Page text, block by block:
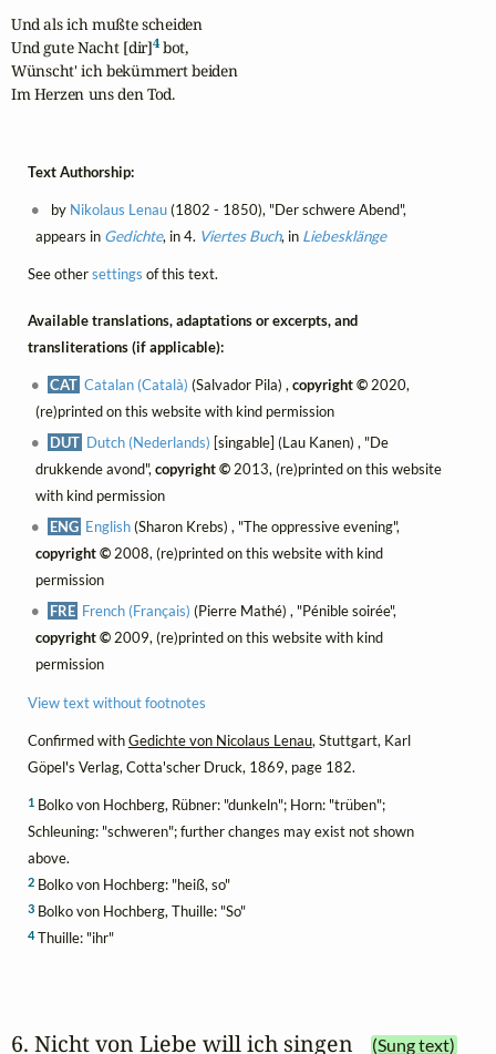
Und als ich mußte scheiden
Und gute Nacht [dir]4 bot,
Wünscht' ich bekümmert beiden
Im Herzen uns den Tod.
Text Authorship:
by Nikolaus Lenau(1802 - 1850), "Der schwere Abend",
appears in Gedichte, in 4. Viertes Buch, in Liebesklänge
See othersettings of this text.
Available translations, adaptations or excerpts, and
transliterations (if applicable):
CAT Catalan (Català) (Salvador Pila) ,copyright ©2020,
(re)printed on this website with kind permission
DUT Dutch (Nederlands) [singable] (Lau Kanen) , "De
drukkende avond",copyright ©2013, (re)printed on this website
with kind permission
ENG English(Sharon Krebs) , "The oppressive evening",
copyright ©2008, (re)printed on this website with kind
permission
FRE French (Français) (Pierre Mathé) , "Pénible soirée",
copyright ©2009, (re)printed on this website with kind
permission
View text without footnotes
Confirmed withGedichte von Nicolaus Lenau, Stuttgart, Karl
Göpel's Verlag, Cotta'scher Druck, 1869, page 182.
1Bolko von Hochberg, Rübner: "dunkeln"; Horn: "trüben";
Schleuning: "schweren"; further changes may exist not shown
above.
2Bolko von Hochberg: "heiß, so"
3Bolko von Hochberg, Thuille: "So"
4Thuille: "ihr"
6. Nicht von Liebe will ich singen (Sung text)